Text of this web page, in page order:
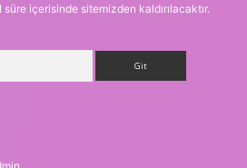
içerisinde sitemizden kaldırılacaktır.